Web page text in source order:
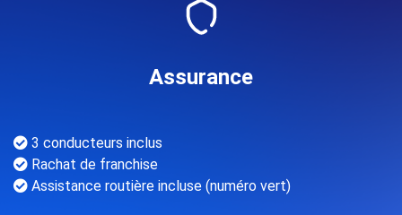
Assurance
3 conducteurs inclus
Rachat de franchise
Assistance routière incluse (numéro vert)